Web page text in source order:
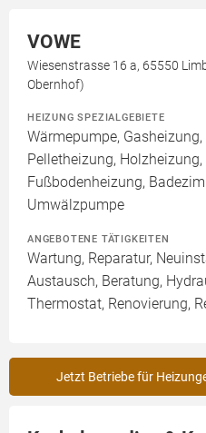
VOWE
Wiesenstrasse 16 a, 65550
Obernhof)
HEIZUNG SPEZIALGEBIETE
Wärmepumpe,
Pelletheizung, Holzheizung,
Fußbodenheizung,
Umwälzpumpe
ANGEBOTENE TÄTIGKEITEN
Wartung, Reparatur,
Austausch, Beratung,
Thermostat, Renovierung,
Jetzt Betriebe für